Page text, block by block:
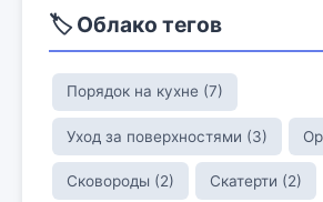
🏷️ Облако тегов
Порядок на кухне (7)
Уход за поверхностями (3)
Сковороды (2) Скатерти (2)